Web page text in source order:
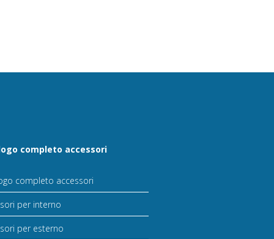
completo accessori
completo accessori
per interno
per esterno